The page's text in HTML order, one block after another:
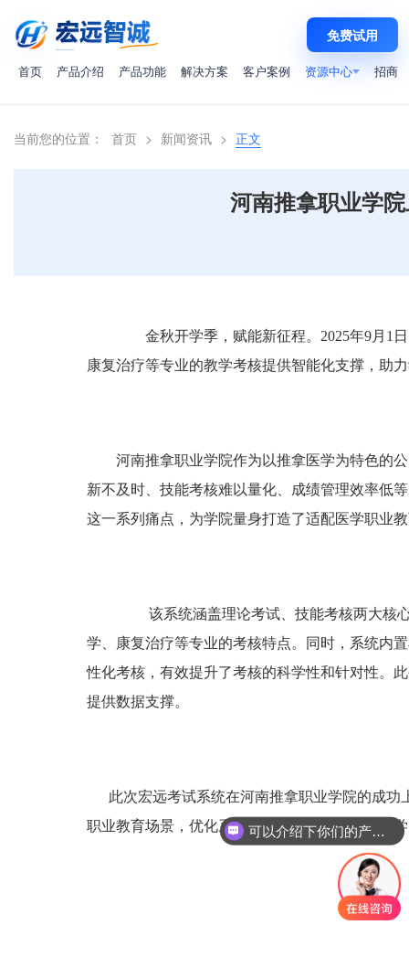
首页 产品介绍 产品功能 解决方案 客户案例 资源中心 招商
免费试用
当前您的位置： 首页 > 新闻资讯 > 正文
河南推拿职业学
金秋开学季，赋能新征程。2025年9月1日
康复治疗等专业的教学考核提供智能化支撑，助
河南推拿职业学院作为以推拿医学为特色的
新不及时、技能考核难以量化、成绩管理效率低
这一系列痛点，为学院量身打造了适配医学职业
该系统涵盖理论考试、技能考核两大核心
学、康复治疗等专业的考核特点。同时，系统内
性化考核，有效提升了考核的科学性和针对性。
提供数据支撑。
此次宏远考试系统在河南推拿职业学院的成功
职业教育场景，优化系统功能，助力学院提升教
可以介绍下你们的产品么